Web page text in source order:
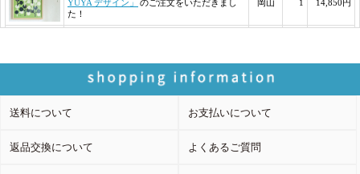
送料について お支払いについて
返品交換について よくあるご質問